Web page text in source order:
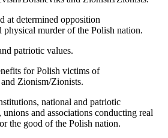
at determined opposition
physical murder of the Polish nation.
patriotic values.
for Polish victims of
Zionism/Zionists.
national and patriotic
and associations conducting real
the good of the Polish nation.